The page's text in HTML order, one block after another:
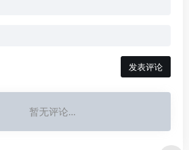
暂无评论...